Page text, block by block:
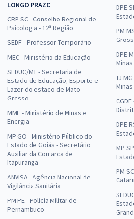
LONGO PRAZO
CRP SC - Conselho Regional de
Psicologia - 12ª Região
SEDF - Professor Temporário
MEC - Ministério da Educação
SEDUC/MT - Secretaria de
Estado de Educação, Esporte e
Lazer do estado de Mato
Grosso
MME - Ministério de Minas e
Energia
MP GO - Ministério Público do
Estado de Goiás - Secretário
Auxiliar da Comarca de
Itapuranga
ANVISA - Agência Nacional de
Vigilância Sanitária
PM PE - Polícia Militar de
Pernambuco
DPE
PM
DPE
TJ
DPE
MP
PM